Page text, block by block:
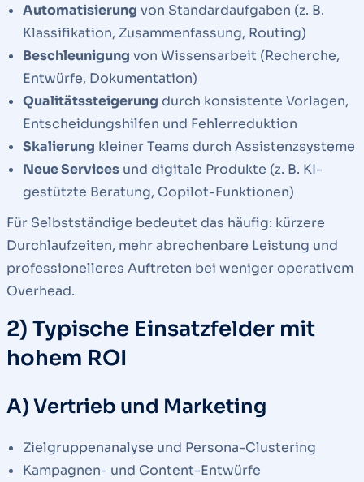
Automatisierung von Standardaufgaben (z. B.
Klassifikation, Zusammenfassung, Routing)
Beschleunigung von Wissensarbeit (Recherche,
Entwürfe, Dokumentation)
Qualitätssteigerung durch konsistente Vorlagen,
Entscheidungshilfen und Fehlerreduktion
Skalierung kleiner Teams durch Assistenzsysteme
Neue Services und digitale Produkte (z. B. KI-
gestützte Beratung, Copilot-Funktionen)
Für Selbstständige bedeutet das häufig: kürzere
Durchlaufzeiten, mehr abrechenbare Leistung und
professionelleres Auftreten bei weniger operativem
Overhead.
2) Typische Einsatzfelder mit
hohem ROI
A) Vertrieb und Marketing
Zielgruppenanalyse und Persona-Clustering
Kampagnen- und Content-Entwürfe